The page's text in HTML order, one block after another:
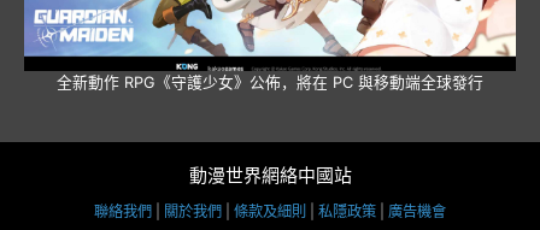
全新動作 RPG《守護少女》公佈，將在 PC 與移動端全球發行
動漫世界網絡中國站
聯絡我們 關於我們 條款及細則 私隱政策 廣告機會